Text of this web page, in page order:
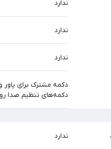
ندارد
ندارد
ندارد
دکمه مشترک برای
دکمه‌های تنظیم صدا
ندارد